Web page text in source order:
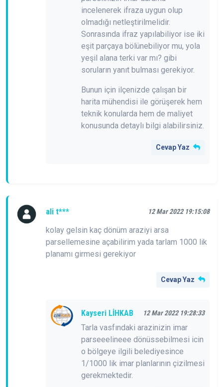
incelenerek ifraza uygun olup
olmadığı netleştirilmelidir.
Sonrasında ifraz yapılabiliyor ise iki
eşit parçaya bölünebiliyor mu, yola
yeşil alana terki var mı? gibi
soruların yanıt bulması gerekiyor.
Bunun için ilçenizde çalışan bir
harita mühendisi ile görüşerek hem
teknik konularda hem de maliyet
konusunda detaylı bilgi alabilirsiniz.
Cevap Yaz
ali t*** 12 Mar 2022 19:15:08
kolay gelsin kaç dönüm araziyi arsa
parsellemesine açabilirim yada tarlam 1000 lik
planamı girmesi gerekiyor
Cevap Yaz
Kayseri LİHKAB 12 Mar 2022 19:28:33
Tarla vasfındaki arazinizin imar
parseeelineee dönüssebilmesi icin
o bölgeye ilgili belediyesince
1/1000 lik imar planlarının çizilmesi
gerekmektedir.